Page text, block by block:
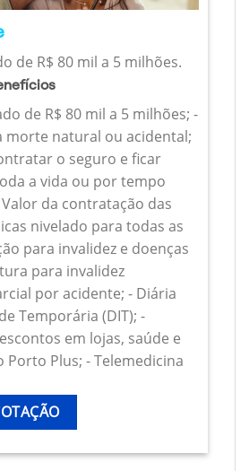
de R$ 80 mil a 5 milhões.
de R$ 80 mil a 5 milhões; -
morte natural ou acidental;
o seguro e ficar
a vida ou por tempo
da contratação das
nivelado para todas as
para invalidez e doenças
para invalidez
por acidente; - Diária
Temporária (DIT); -
em lojas, saúde e
Porto Plus; - Telemedicina